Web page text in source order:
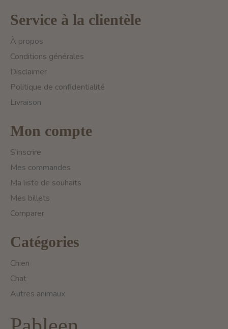
Service à la clientèle
À propos
Conditions générales
Disclaimer
Politique de confidentialité
Livraison
Mon compte
S'inscrire
Mes commandes
Ma liste de souhaits
Mes billets
Comparer
Catégories
Chien
Chat
Autres animaux